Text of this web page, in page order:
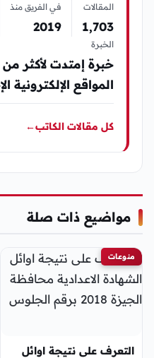
المقالات
1٬703
في الفريق منذ
2019
الخبرة
المواقع الإلكترونية
كل مقالات الكاتب←
مواضيع ذات صلة
منوعات
التعرف على نتيجة اوائل